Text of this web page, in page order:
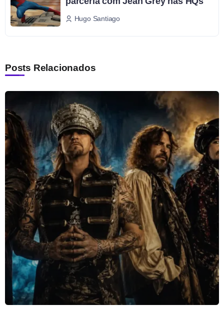
Hugo Santiago
Posts Relacionados